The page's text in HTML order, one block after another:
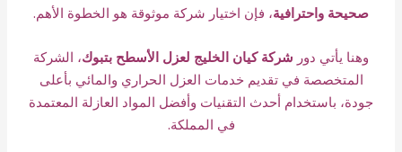
صحيحة واحترافية، فإن اختيار شركة موثوقة هو الخطوة الأهم.
وهنا يأتي دور شركة كيان الخليج لعزل الأسطح بتبوك، الشركة
المتخصصة في تقديم خدمات العزل الحراري والمائي بأعلى
جودة، باستخدام أحدث التقنيات وأفضل المواد العازلة المعتمدة
في المملكة.